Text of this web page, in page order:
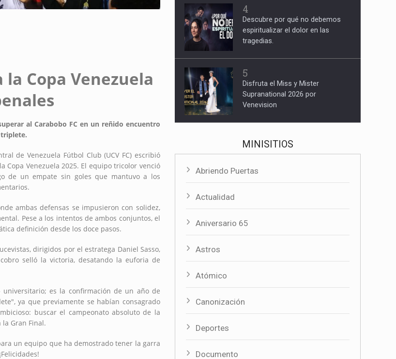
la Copa Venezuela
al Carabobo FC en un reñido encuentro
triplete.
de Venezuela Fútbol Club (UCV FC) escribió
Venezuela 2025. El equipo tricolor venció
de un empate sin goles que mantuvo a los
ambas defensas se impusieron con solidez,
Pese a los intentos de ambos conjuntos, el
definición desde los doce pasos.
dirigidos por el estratega Daniel Sasso,
selló la victoria, desatando la euforia de
es la confirmación de un año de
ya que previamente se habían consagrado
buscar el campeonato absoluto de la
Gran Final.
un equipo que ha demostrado tener la garra
4
Descubre por qué no debemos
espiritualizar el dolor en las
tragedias.
5
Disfruta el Miss y Mister
Supranational 2026 por
Venevision
MINISITIOS
Abriendo Puertas
Actualidad
Aniversario 65
Astros
Atómico
Canonización
Deportes
Documento